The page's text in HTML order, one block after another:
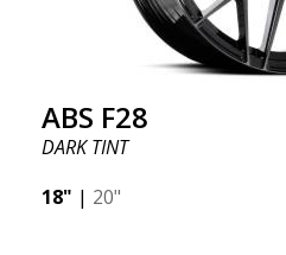
ABS F28
DARK TINT
18" | 20"